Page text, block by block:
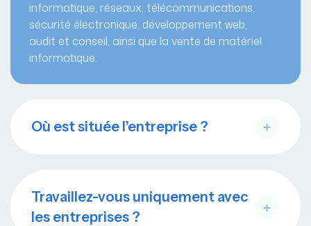
informatique, réseaux, télécommunications,
sécurité électronique, développement web,
audit et conseil, ainsi que la vente de matériel
informatique.
Où est située l’entreprise ?
Travaillez-vous uniquement avec
les entreprises ?